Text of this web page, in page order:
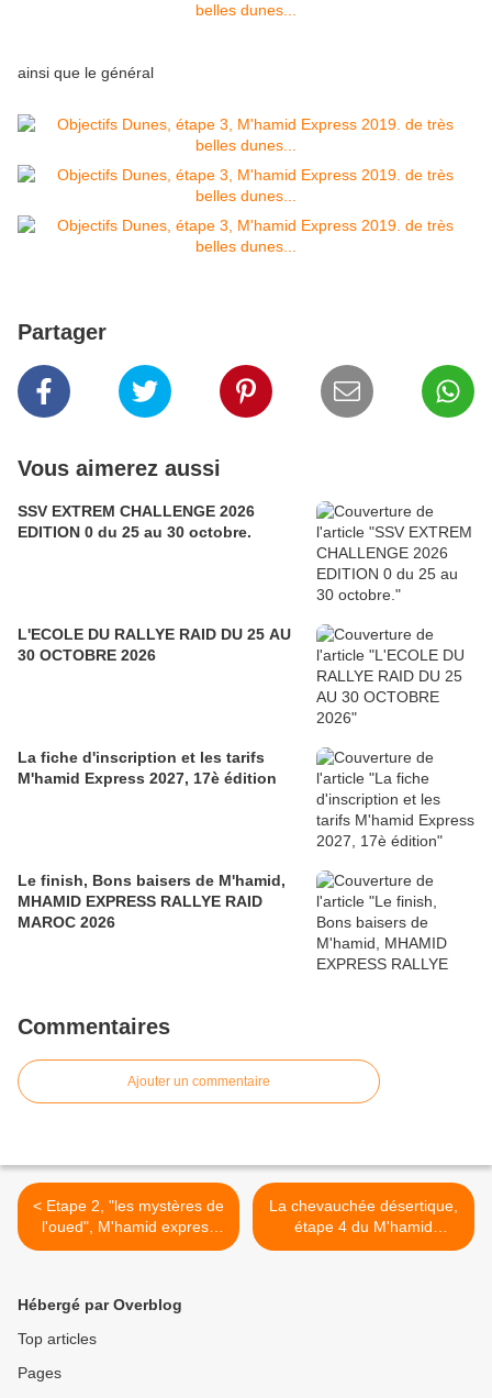
ainsi que le général
Partager
Vous aimerez aussi
SSV EXTREM CHALLENGE 2026
EDITION 0 du 25 au 30 octobre.
L'ECOLE DU RALLYE RAID DU 25 AU
30 OCTOBRE 2026
La fiche d'inscription et les tarifs
M'hamid Express 2027, 17è édition
Le finish, Bons baisers de M'hamid,
MHAMID EXPRESS RALLYE RAID
MAROC 2026
Commentaires
Ajouter un commentaire
< Etape 2, "les mystères de
l'oued", M'hamid express
2019
La chevauchée désertique,
étape 4 du M'hamid
express 2019 >
Hébergé par Overblog
Top articles
Pages